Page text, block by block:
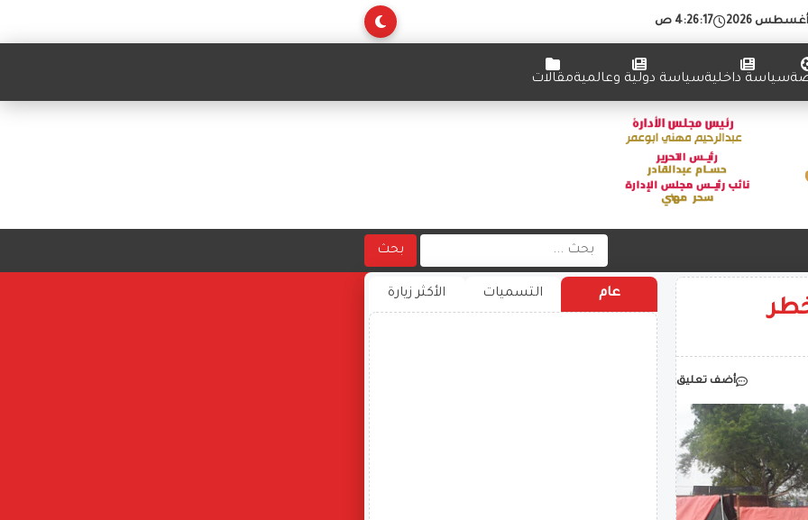
4:26:17 ص
سياسة داخليةسياسة دولية وعالميةمقالات
بحث
خطر
أضف تعليق
عام التسميات الأكثر زيارة